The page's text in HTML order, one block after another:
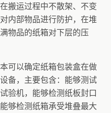
搬运过程中不散架、不变
内部物品进行防护，在堆
物品的纸箱对下层的压
可以确定纸箱包装盒在做
备，主要包含：能够测试
验机，能够检测纸板封口
够检测纸箱承受堆叠最大